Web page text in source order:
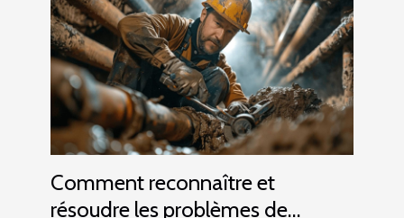
Comment reconnaître et
résoudre les problèmes de